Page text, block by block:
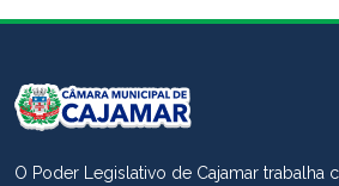
O Poder Legislativo de Cajamar trabalha